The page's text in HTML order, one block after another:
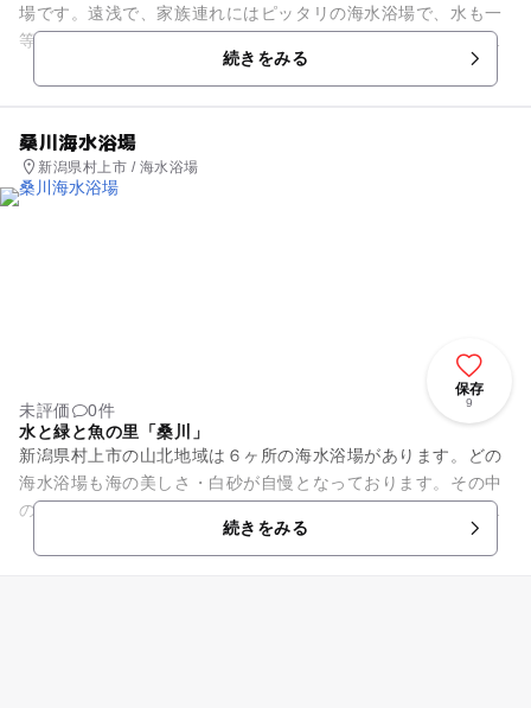
場です。遠浅で、家族連れにはピッタリの海水浴場で、水も一
等選海水浴場として指定されていて大変きれいなので、安心し
て遊ぶことができます。関東...続きをみる
桑川海水浴場
新潟県村上市 / 海水浴場
保存
9
未評価
0件
水と緑と魚の里「桑川」
新潟県村上市の山北地域は６ヶ所の海水浴場があります。どの
海水浴場も海の美しさ・白砂が自慢となっております。その中
のひとつ桑川にあるのが「 桑川海水浴場 」です。浜の砂
は、とても細かく、釣りも楽し...
続きをみる